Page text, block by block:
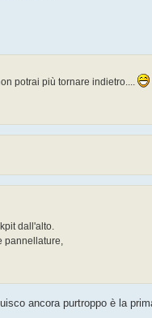
potrai più tornare indietro....
dall'alto.
pannellature,
ancora purtroppo è la